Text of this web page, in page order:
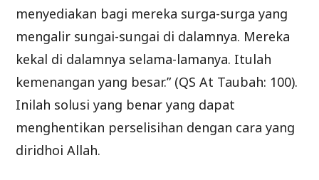
menyediakan bagi mereka surga-surga yang
mengalir sungai-sungai di dalamnya. Mereka
kekal di dalamnya selama-lamanya. Itulah
kemenangan yang besar.” (QS At Taubah: 100).
Inilah solusi yang benar yang dapat
menghentikan perselisihan dengan cara yang
diridhoi Allah.